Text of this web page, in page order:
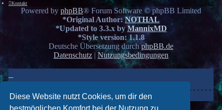
Diese Website nutzt Cookies, um dir den
bestmöglichen Komfort bei der Nutzung zu
Kontakt
Powered by phpBB® Forum Software © phpBB Limited
*Original Author:NOTHAL
*Updated to 3.3.x byMannixMD
*Style version: 1.1.8
Deutsche Übersetzung durchphpBB.de
Datenschutz | Nutzungsbedingungen